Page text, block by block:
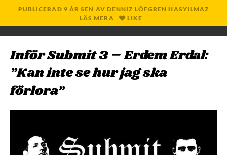
PUBLICERAD 9 ÅR SEN AV DENNIZ LÖFGREN HASYILMAZ
LÄS MERA
LIKE
Inför Submit 3 – Erdem Erdal:
”Kan inte se hur jag ska
förlora”